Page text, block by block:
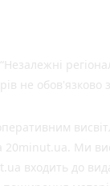
“Незалежні
не
Ми
входить до